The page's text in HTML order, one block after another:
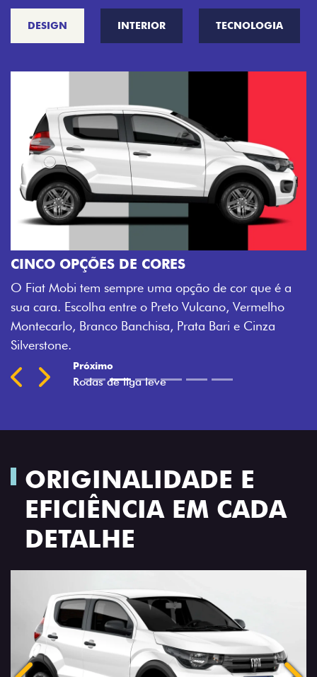
DESIGN INTERIOR TECNOLOGIA
CINCO OPÇÕES DE CORES
O Fiat Mobi tem sempre uma opção de cor que é a
sua cara. Escolha entre o Preto Vulcano, Vermelho
Montecarlo, Branco Banchisa, Prata Bari e Cinza
Silverstone.
Previous
Next
Próximo
Rodas de liga leve
ORIGINALIDADE E
EFICIÊNCIA EM CADA
DETALHE